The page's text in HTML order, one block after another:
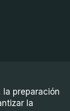
la preparación
la